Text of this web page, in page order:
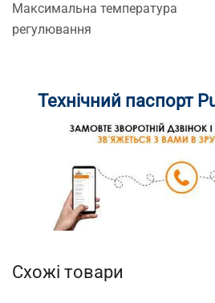
Максимальна температура
регулювання
Технічний паспорт
Схожі товари